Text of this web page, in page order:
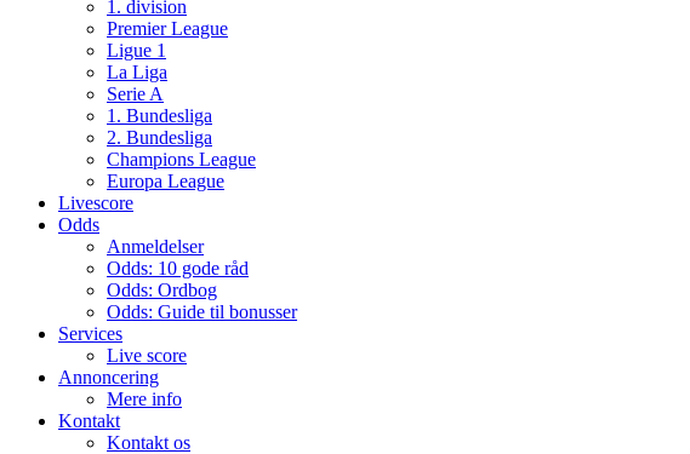
1. division
Premier League
Ligue 1
La Liga
Serie A
1. Bundesliga
2. Bundesliga
Champions League
Europa League
Livescore
Odds
Anmeldelser
Odds: 10 gode råd
Odds: Ordbog
Odds: Guide til bonusser
Services
Live score
Annoncering
Mere info
Kontakt
Kontakt os